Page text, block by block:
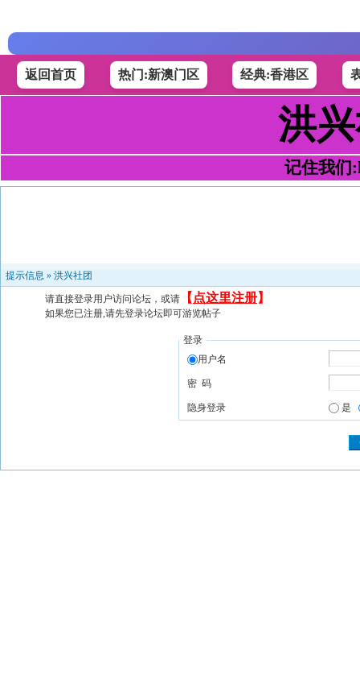
返回首页 热门:新澳门区 经典:香港区
洪
记住我们
提示信息 » 洪兴社团
请直接登录用户访问论坛，或请 【 点这里注册】
如果您已注册,请先登录论坛即可游览帖子
登录
用户名
密 码
隐身登录 是